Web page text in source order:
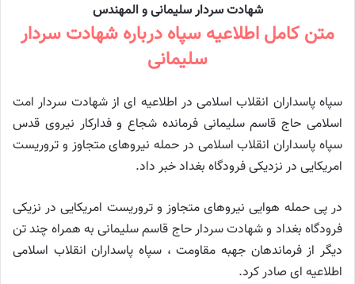
شهادت سردار سلیمانی و المهندس
متن کامل اطلاعیه سپاه درباره شهادت سردار
سلیمانی
سپاه پاسداران انقلاب اسلامی در اطلاعیه ای از شهادت سردار امت
اسلامی حاج قاسم سلیمانی فرمانده شجاع و فدارکار نیروی قدس
سپاه پاسداران انقلاب اسلامی در حمله نیروهای متجاوز و تروریست
امریکایی در نزدیکی فرودگاه بغداد خبر داد.
در پی حمله هوایی نیروهای متجاوز و تروریست امریکایی در نزیکی
فرودگاه بغداد و شهادت سردار حاج قاسم سلیمانی به همراه چند تن
دیگر از فرماندهان جهبه مقاومت ، سپاه پاسداران انقلاب اسلامی
اطلاعیه ای صادر کرد.